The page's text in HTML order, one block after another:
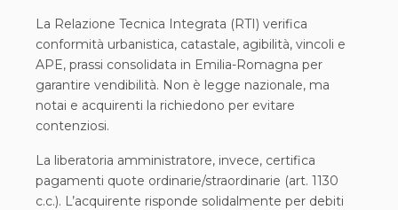
La Relazione Tecnica Integrata (RTI) verifica
conformità urbanistica, catastale, agibilità, vincoli e
APE, prassi consolidata in Emilia-Romagna per
garantire vendibilità. Non è legge nazionale, ma
notai e acquirenti la richiedono per evitare
contenziosi.
La liberatoria amministratore, invece, certifica
pagamenti quote ordinarie/straordinarie (art. 1130
c.c.). L’acquirente risponde solidalmente per debiti